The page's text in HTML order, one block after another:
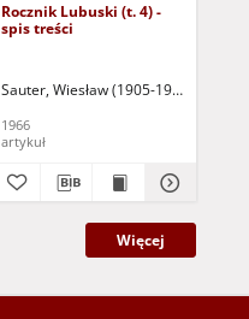
Rocznik Lubuski (t. 4) -
spis treści
Sauter, Wiesław (1905-1996) - red.
1966
artykuł
Więcej